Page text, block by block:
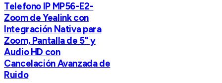
Telefono IP MP56-E2-
Zoom de Yealink con
Integración Nativa para
Zoom, Pantalla de 5" y
Audio HD con
Cancelación Avanzada de
Ruido